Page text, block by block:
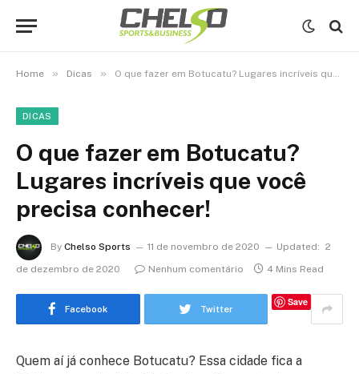
Home » Dicas » O que fazer em Botucatu? Lugares incríveis que você precisa conhecer!
DICAS
O que fazer em Botucatu?
Lugares incríveis que você
precisa conhecer!
By Chelso Sports 11 de novembro de 2020 Updated: 2
de dezembro de 2020
Nenhum comentário 4 Mins Read
Facebook Twitter
Save
Quem aí já conhece Botucatu? Essa cidade fica a